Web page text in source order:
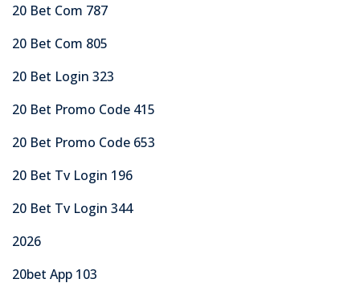
20 Bet Com 787
20 Bet Com 805
20 Bet Login 323
20 Bet Promo Code 415
20 Bet Promo Code 653
20 Bet Tv Login 196
20 Bet Tv Login 344
2026
20bet App 103